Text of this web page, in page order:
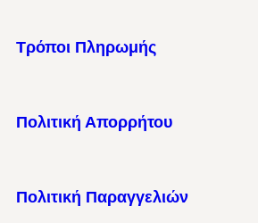
Τρόποι Πληρωμής
Πολιτική Απορρήτου
Πολιτική Παραγγελιών